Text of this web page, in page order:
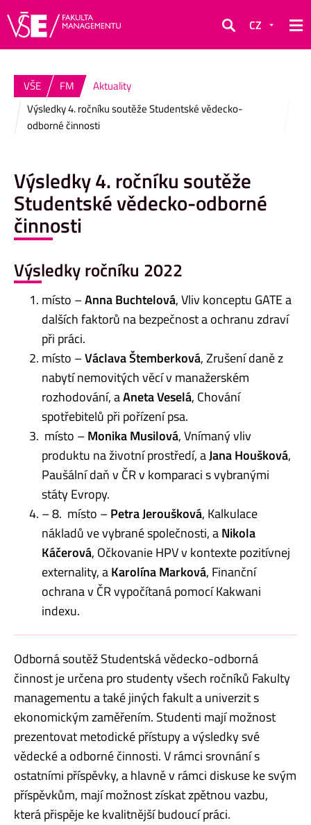
Hledat
CZ
VŠE FM
Aktuality
Výsledky 4. ročníku soutěže Studentské vědecko-
odborné činnosti
Výsledky 4. ročníku soutěže
Studentské vědecko-odborné
činnosti
Výsledky ročníku 2022
místo –Anna Buchtelová, Vliv konceptu GATE a
dalších faktorů na bezpečnost a ochranu zdraví
při práci.
místo –Václava Štemberková, Zrušení daně z
nabytí nemovitých věcí v manažerském
rozhodování, aAneta Veselá, Chování
spotřebitelů při pořízení psa.
místo –Monika Musilová, Vnímaný vliv
produktu na životní prostředí, aJana Houšková,
Paušální daň v ČR v komparaci s vybranými
státy Evropy.
– 8. místo –Petra Jeroušková, Kalkulace
nákladů ve vybrané společnosti, aNikola
Káčerová, Očkovanie HPV v kontexte pozitívnej
externality, aKarolína Marková, Finanční
ochrana v ČR vypočítaná pomocí Kakwani
indexu.
Odborná soutěž Studentská vědecko-odborná
činnost je určena pro studenty všech ročníků Fakulty
managementu a také jiných fakult a univerzit s
ekonomickým zaměřením. Studenti mají možnost
prezentovat metodické přístupy a výsledky své
vědecké a odborné činnosti. V rámci srovnání s
ostatními příspěvky, a hlavně v rámci diskuse ke svým
příspěvkům, mají možnost získat zpětnou vazbu,
která přispěje ke kvalitnější budoucí práci.